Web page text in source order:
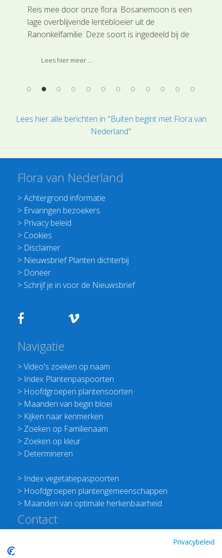
Reis mee door onze flora. Bosanemoon is een
lage overblijvende lentebloeier uit de
Ranonkelfamilie. Deze soort is ingedeeld bij de
Lees hier meer ...
Lees hier alle berichten in "Buiten begint met Flora van
Nederland"
Flora van Nederland
>Achtergrond informatie
> Ervaringen bezoekers
> Privacy beleid
> Cookies
> Disclaimer
> Nieuwsbrief Planten dichterbij
> Doneer
> Schrijf je in voor de Nieuwsbrief
Navigatie
>Video's zoeken op naam
> Index Plantenpaspoorten
> Hoofdgroepen plantensoorten
> Maanden van begin bloei
> Kijken naar kenmerken
> Zoeken op Familienaam
> Zoeken op kleur
> Determineren
> Index vegetatiepaspoorten
> Hoofdgroepen plantengemeenschappen
> Maanden van optimale herkenbaarheid
Contact
Privacybeleid